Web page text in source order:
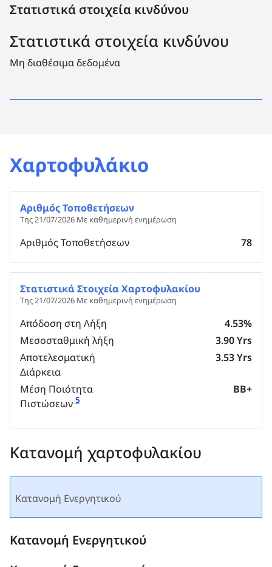
Στατιστικά στοιχεία κινδύνου
Στατιστικά στοιχεία κινδύνου
Μη διαθέσιμα δεδομένα
Χαρτοφυλάκιο
Αριθμός Τοποθετήσεων
Της 21/07/2026 Με καθημερινή ενημέρωση
Αριθμός Τοποθετήσεων 78
Στατιστικά Στοιχεία Χαρτοφυλακίου
Της 21/07/2026 Με καθημερινή ενημέρωση
Απόδοση στη Λήξη
4.53%
Μεσοσταθμική λήξη
3.90 Yrs
Αποτελεσματική
Διάρκεια
3.53 Yrs
Μέση Ποιότητα
Πιστώσεων 5
BB+
Κατανομή χαρτοφυλακίου
Κατανομή Ενεργητικού
Κατανομή Ενεργητικού